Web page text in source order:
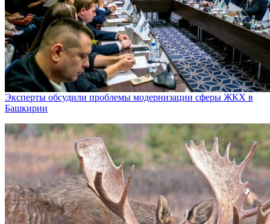
Эксперты обсудили проблемы модернизации сферы ЖКХ в
Башкирии